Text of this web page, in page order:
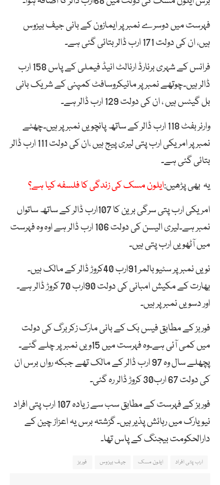
فہرست میں دوسرے نمبر پر ایمازون کے بانی جیف بیزوس
ہیں، ان کی دولت 171 ارب ڈالر بتائی گئی ہے۔
فرانس کے شہری برنارڈ ارنالٹ انیڈ فیملی کے پاس 158 ارب
ڈالر ہیں۔چوتھے نمبر پر مائیکروسافٹ کمپنی کے شریک بانی
بل گیٹس ہیں ، ان کی دولت 129 ارب ڈالر ہے۔
وارنر بفٹ 118 ارب ڈالر کے ساتھ پانچویں نمبر پر ہیں۔چھٹے
نمبر پر امریکی ارب پتی لیری پیج ہیں ،ان کی دولت 111 ارب ڈالر
بتائی گئی ہے۔
یہ بھی پڑھیں:ایلون مسک کی زندگی کا فلسفہ کیا ہے؟
امریکی ارب پتی سرگی برین کا 107ارب ڈالر کے ساتھ ساتواں
نمبر ہے۔لیری الیسن کی دولت 106 ارب ڈالر ہے اوہ وہ فہرست
میں آٹھویں ارب پتی ہیں۔
نویں نمبر پر سٹیو بالمر 91ارب 40کروڑ ڈالر کے مالک ہیں۔
بھارت کے مکیش امبانی کی دولت 90ارب 70 کروڑ ڈالر ہے۔
اور دسویں نمبر پر ہیں۔
فوربز کے مطابق فیس بک کے بانی مارک زکربرگ کی دولت
میں کمی آئی ہے۔وہ فہرست میں 15ویں نمبر پر چلے گئے۔
پچھلے سال وہ 97 ارب ڈالر کے مالک تھے جبکہ رواں برس ان
کی دولت 67 ارب30 کروڑ ڈالر رہ گئی۔
فوربز کے فہرست کے مطابق سب سے زیادہ 107 ارب پتی افراد
نیویارک میں رہائش پذیر ہیں۔ گزشتہ برس یہ اعزاز چین کے
دارالحکومت بیجنگ کے پاس تھا۔
ارب پتی افراد ایلون مسک جیف بیزوس فوربز